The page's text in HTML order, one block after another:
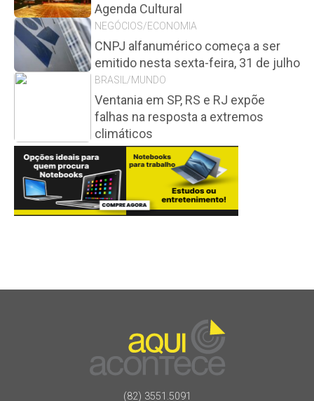
Agenda Cultural
NEGÓCIOS/ECONOMIA
CNPJ alfanumérico começa a ser
emitido nesta sexta-feira, 31 de julho
BRASIL/MUNDO
Ventania em SP, RS e RJ expõe
falhas na resposta a extremos
climáticos
(82) 3551.5091